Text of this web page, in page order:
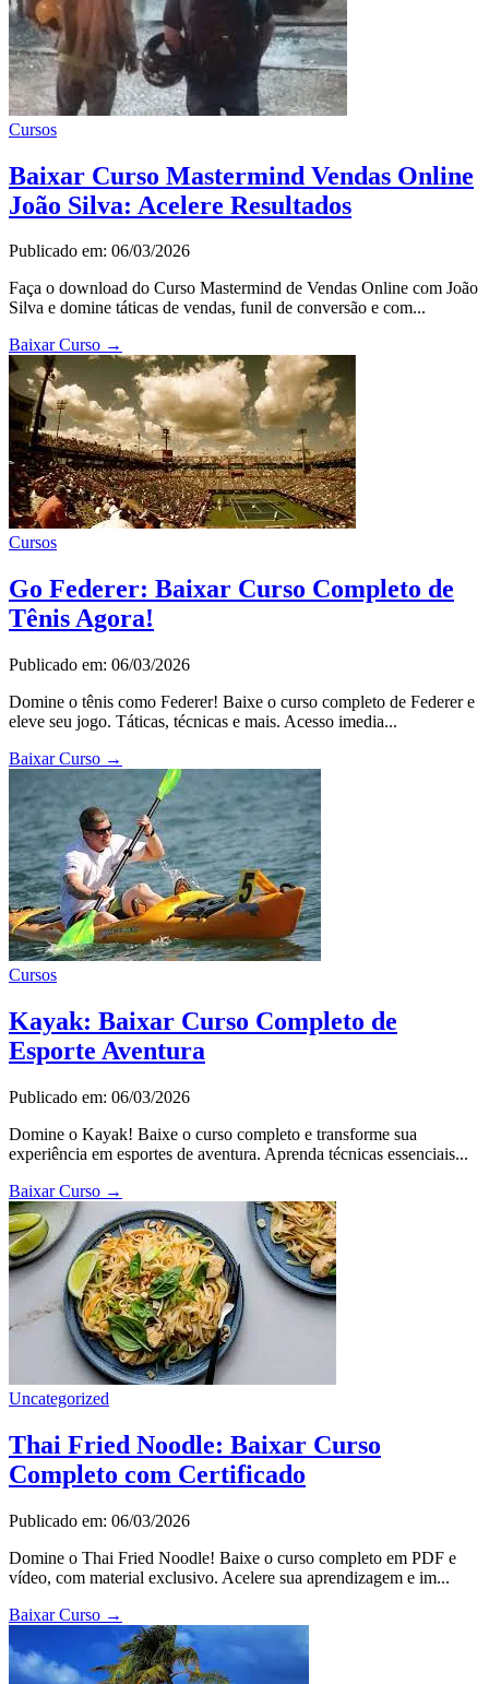
Cursos
Baixar Curso Mastermind Vendas Online
João Silva: Acelere Resultados
Publicado em: 06/03/2026
Faça o download do Curso Mastermind de Vendas Online com João
Silva e domine táticas de vendas, funil de conversão e com...
Baixar Curso →
Cursos
Go Federer: Baixar Curso Completo de
Tênis Agora!
Publicado em: 06/03/2026
Domine o tênis como Federer! Baixe o curso completo de Federer e
eleve seu jogo. Táticas, técnicas e mais. Acesso imedia...
Baixar Curso →
Cursos
Kayak: Baixar Curso Completo de
Esporte Aventura
Publicado em: 06/03/2026
Domine o Kayak! Baixe o curso completo e transforme sua
experiência em esportes de aventura. Aprenda técnicas essenciais...
Baixar Curso →
Uncategorized
Thai Fried Noodle: Baixar Curso
Completo com Certificado
Publicado em: 06/03/2026
Domine o Thai Fried Noodle! Baixe o curso completo em PDF e
vídeo, com material exclusivo. Acelere sua aprendizagem e im...
Baixar Curso →